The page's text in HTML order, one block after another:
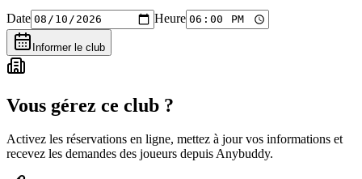
Date Heure
Informer le club
Vous gérez ce club ?
Activez les réservations en ligne, mettez à jour vos informations et
recevez les demandes des joueurs depuis Anybuddy.